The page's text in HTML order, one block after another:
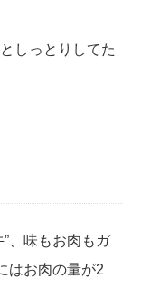
しっとりしてた
、味もお肉もガ
はお肉の量が2